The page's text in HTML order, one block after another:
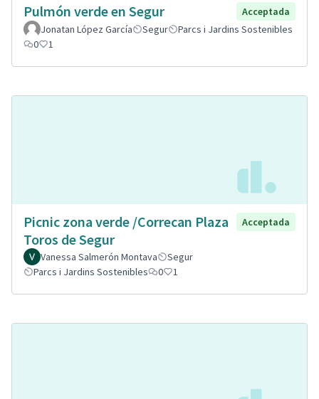
Pulmón verde en Segur
Acceptada
Jonatan López García
Segur
Parcs i Jardins Sostenibles
0
1
Picnic zona verde /Correcan Plaza
Toros de Segur
Acceptada
Vanessa Salmerón Montava
Segur
Parcs i Jardins Sostenibles
0 1